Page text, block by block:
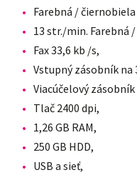
Farebná /
13 str./min. Farebná
Fax 33,6 kb /s,
Vstupný zásobník na
Viacúčelový
Tlač 2400 dpi,
1,26 GB RAM,
250 GB HDD,
USB a sieť,